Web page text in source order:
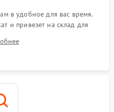
в удобное для вас время.
и привезет на склад для